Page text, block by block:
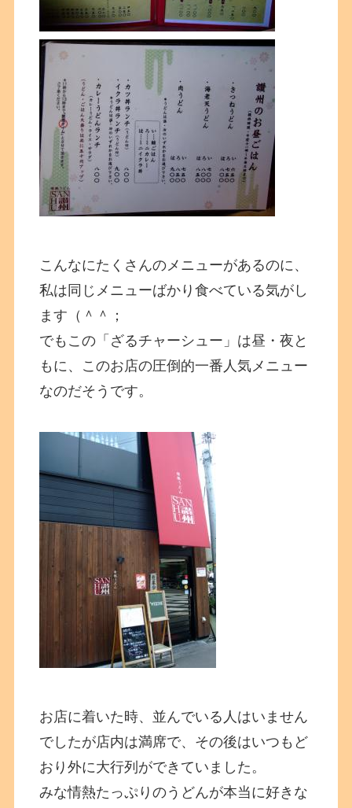
こんなにたくさんのメニューがあるのに、
私は同じメニューばかり食べている気がし
ます（＾＾；
でもこの「ざるチャーシュー」は昼・夜と
もに、このお店の圧倒的一番人気メニュー
なのだそうです。
お店に着いた時、並んでいる人はいません
でしたが店内は満席で、その後はいつもど
おり外に大行列ができていました。
みな情熱たっぷりのうどんが本当に好きな